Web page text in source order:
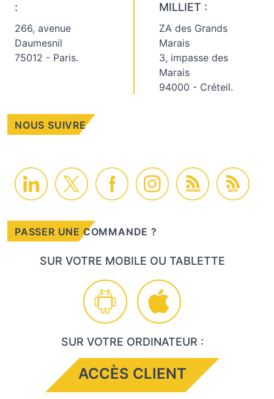
:
266, avenue
Daumesnil
75012 - Paris.
MILLIET :
ZA des Grands
Marais
3, impasse des
Marais
94000 - Créteil.
NOUS SUIVRE
PROMO ACTU
PASSER UNE COMMANDE ?
SUR VOTRE MOBILE OU TABLETTE
SUR VOTRE ORDINATEUR :
ACCÈS CLIENT